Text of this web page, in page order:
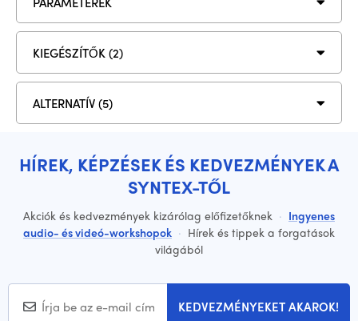
KIEGÉSZÍTŐK (2)
ALTERNATÍV (5)
HÍREK, KÉPZÉSEK ÉS KEDVEZMÉNYEK A
SYNTEX-TŐL
Akciók és kedvezmények kizárólag előfizetőknek · Ingyenes
audio- és videó-workshopok · Hírek és tippek a forgatások
világából
KEDVEZMÉNYEKET AKAROK!